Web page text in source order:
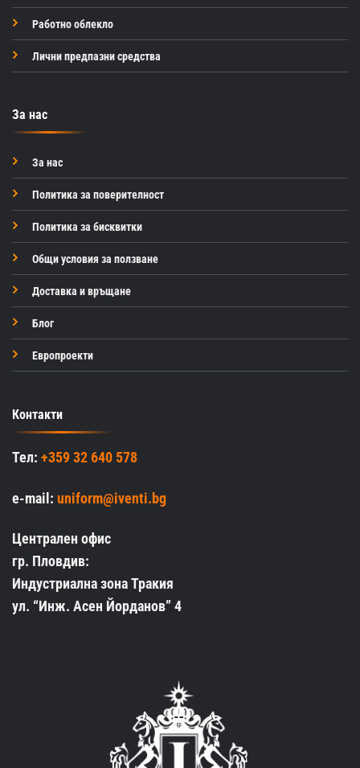
Работно облекло
Лични предпазни средства
За нас
За нас
Политика за поверителност
Политика за бисквитки
Общи условия за ползване
Доставка и връщане
Блог
Европроекти
Контакти
Тел: +359 32 640 578
e-mail: uniform@iventi.bg
Централен офис
гр. Пловдив:
Индустриална зона Тракия
ул. “Инж. Асен Йорданов” 4